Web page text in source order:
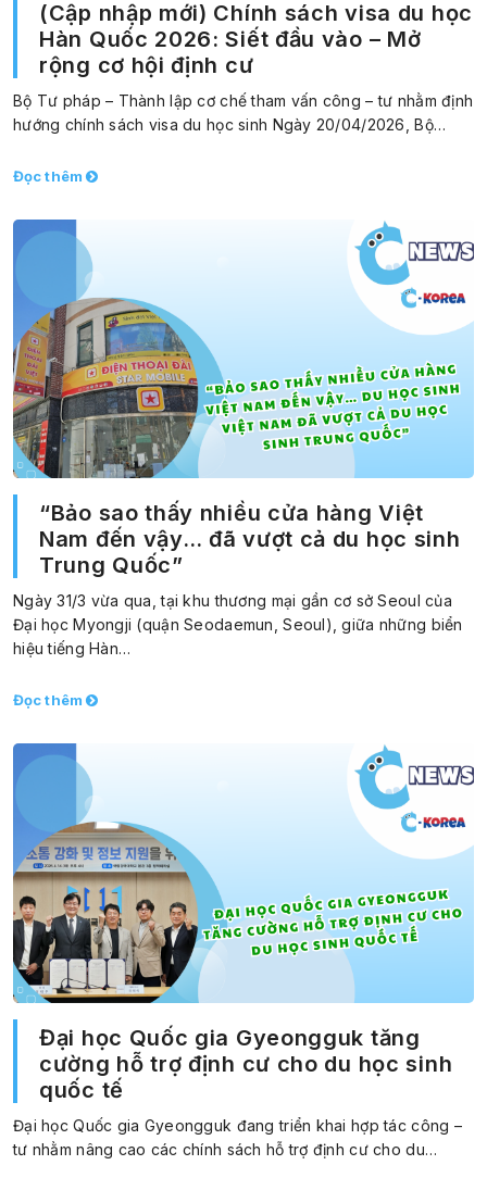
(Cập nhập mới) Chính sách visa du học
Hàn Quốc 2026: Siết đầu vào – Mở
rộng cơ hội định cư
Bộ Tư pháp – Thành lập cơ chế tham vấn công – tư nhằm định
hướng chính sách visa du học sinh Ngày 20/04/2026, Bộ…
Đọc thêm
“Bảo sao thấy nhiều cửa hàng Việt
Nam đến vậy… đã vượt cả du học sinh
Trung Quốc”
Ngày 31/3 vừa qua, tại khu thương mại gần cơ sở Seoul của
Đại học Myongji (quận Seodaemun, Seoul), giữa những biển
hiệu tiếng Hàn…
Đọc thêm
Đại học Quốc gia Gyeongguk tăng
cường hỗ trợ định cư cho du học sinh
quốc tế
Đại học Quốc gia Gyeongguk đang triển khai hợp tác công –
tư nhằm nâng cao các chính sách hỗ trợ định cư cho du…